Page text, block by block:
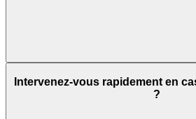
Intervenez-vous rapidement en
?